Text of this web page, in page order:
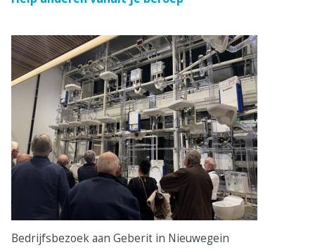
Bedrijfsbezoek aan Geberit in Nieuwegein